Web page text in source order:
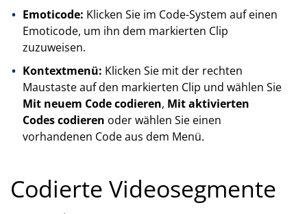
Emoticode: Klicken Sie im Code-System auf einen
Emoticode, um ihn dem markierten Clip
zuzuweisen.
Kontextmenü: Klicken Sie mit der rechten
Maustaste auf den markierten Clip und wählen Sie
Mit neuem Code codieren, Mit aktivierten
Codes codieren oder wählen Sie einen
vorhandenen Code aus dem Menü.
Codierte Videosegmente